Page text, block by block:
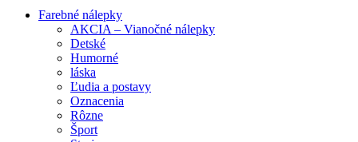
Farebné nálepky
AKCIA – Vianočné nálepky
Detské
Humorné
láska
Ľudia a postavy
Oznacenia
Rôzne
Šport